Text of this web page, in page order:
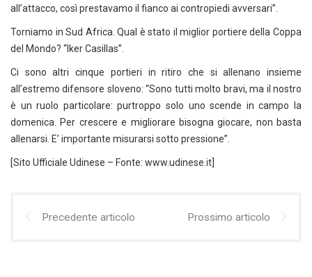
all’attacco, così prestavamo il fianco ai contropiedi avversari”.
Torniamo in Sud Africa. Qual è stato il miglior portiere della Coppa
del Mondo? “Iker Casillas”.
Ci sono altri cinque portieri in ritiro che si allenano insieme
all’estremo difensore sloveno: “Sono tutti molto bravi, ma il nostro
è un ruolo particolare: purtroppo solo uno scende in campo la
domenica. Per crescere e migliorare bisogna giocare, non basta
allenarsi. E’ importante misurarsi sotto pressione”.
[Sito Ufficiale Udinese – Fonte: www.udinese.it]
Precedente articolo Prossimo articolo